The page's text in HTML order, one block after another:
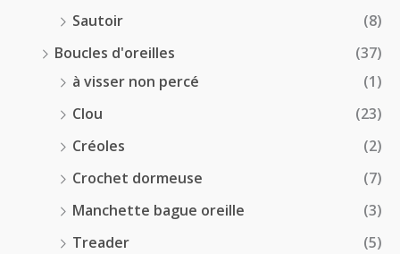
Sautoir
(8)
Boucles d'oreilles
(37)
à visser non percé
(1)
Clou
(23)
Créoles
(2)
Crochet dormeuse
(7)
Manchette bague oreille
(3)
Treader
(5)